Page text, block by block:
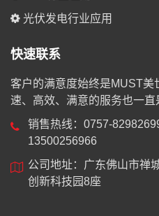
光伏发电行业应用
快速联系
客户的满意度始终是MUST
速、高效、满意的服务也一直
销售热线：0757-
13500256966
公司地址：广东佛山市禅
创新科技园8座